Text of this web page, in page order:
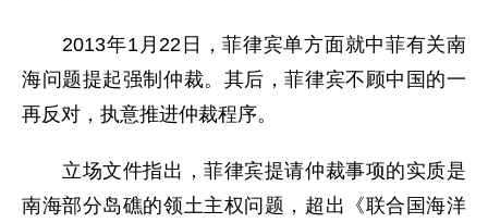
2013年1月22日，菲律宾单方面就中菲有关南
海问题提起强制仲裁。其后，菲律宾不顾中国的一
再反对，执意推进仲裁程序。
立场文件指出，菲律宾提请仲裁事项的实质是
南海部分岛礁的领土主权问题，超出《联合国海洋